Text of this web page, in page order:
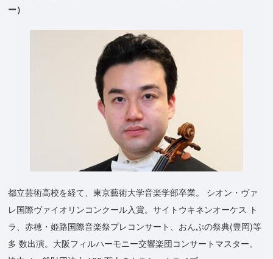
ー）
都立芸術高校を経て、東京藝術大学音楽学部卒業。 シオン・ヴァ
レ国際ヴァイオリンコンクール入賞。サイトウキネンオーケス ト
ラ、赤穂・姫路国際音楽祭プレコンサート、おんぷの祭典(豊岡)等
多 数出演。大阪フィルハーモニー交響楽団コンサートマスター。